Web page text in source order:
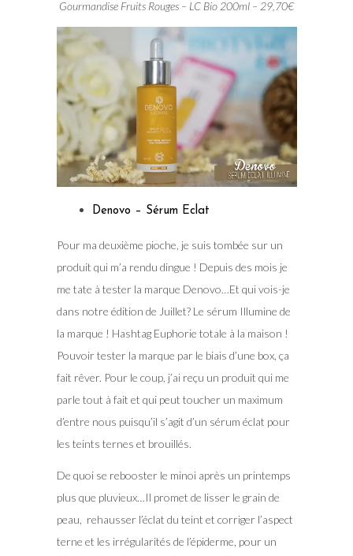
Gourmandise Fruits Rouges – LC Bio 200ml – 29,70€
Denovo – Sérum Eclat
Pour ma deuxième pioche, je suis tombée sur un
produit qui m’a rendu dingue ! Depuis des mois je
me tate à tester la marque Denovo…Et qui vois-je
dans notre édition de Juillet? Le sérum Illumine de
la marque ! Hashtag Euphorie totale à la maison !
Pouvoir tester la marque par le biais d’une box, ça
fait rêver. Pour le coup, j’ai reçu un produit qui me
parle tout à fait et qui peut toucher un maximum
d’entre nous puisqu’il s’agit d’un sérum éclat pour
les teints ternes et brouillés.
De quoi se rebooster le minoi après un printemps
plus que pluvieux…Il promet de lisser le grain de
peau, rehausser l’éclat du teint et corriger l’aspect
terne et les irrégularités de l’épiderme, pour un